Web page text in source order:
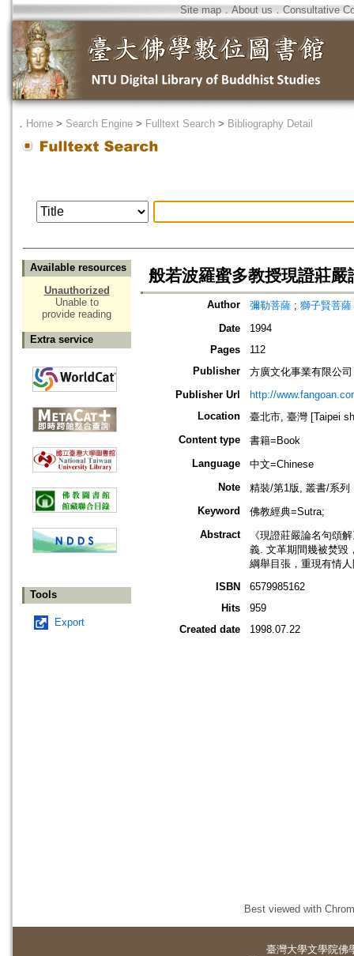
Site map．About us ． Consultative
． Home > Search Engine > Fulltext Search > Bibliography Detail
Available resources
Unauthorized
Unable to
provide reading
Extra service
Tools
Export
般若波羅蜜多教授現證莊嚴
Author 彌勒菩薩 ; 獅子賢菩薩
Date
1994
Pages
112
Publisher
方廣文化事業有限公司
Publisher Url
http://
Location
臺北市, 臺灣 [Taipei
Content type
書籍=Book
Language
中文=Chinese
Note
精裝/第1版, 叢書/系列
Keyword
佛教經典=Sutra;
Abstract
《現證莊嚴論名句頌
義. 文革期間幾被焚毀
綱舉目張，重現有情
ISBN
6579985162
Hits
959
Created date
1998.07.22
Best viewed with
臺灣大學文學院佛